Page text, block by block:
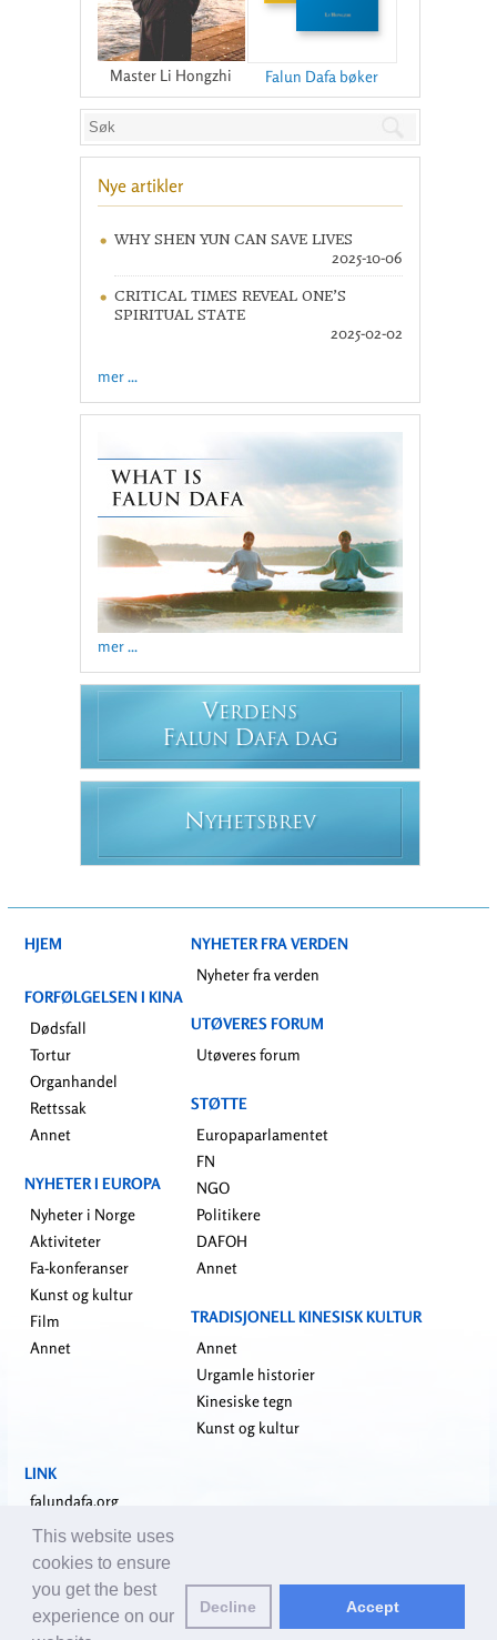
Master Li Hongzhi Falun Dafa bøker
Nye artikler
WHY SHEN YUN CAN SAVE LIVES
2025-10-06
CRITICAL TIMES REVEAL ONE’S
SPIRITUAL STATE
2025-02-02
mer ...
mer ...
VERDENS
FALUN DAFA DAG
NYHETSBREV
HJEM
FORFØLGELSEN I KINA
Dødsfall
Tortur
Organhandel
Rettssak
Annet
NYHETER I EUROPA
Nyheter i Norge
Aktiviteter
Fa-konferanser
Kunst og kultur
Film
Annet
NYHETER FRA VERDEN
Nyheter fra verden
UTØVERES FORUM
Utøveres forum
STØTTE
Europaparlamentet
FN
NGO
Politikere
DAFOH
Annet
TRADISJONELL KINESISK KULTUR
Annet
Urgamle historier
Kinesiske tegn
Kunst og kultur
LINK
falundafa.org
faluninfo.net
minghui.org
pureinsight.org
shenyunperformingarts.org
This website uses
cookies to ensure
you get the best
experience on our
Decline Accept